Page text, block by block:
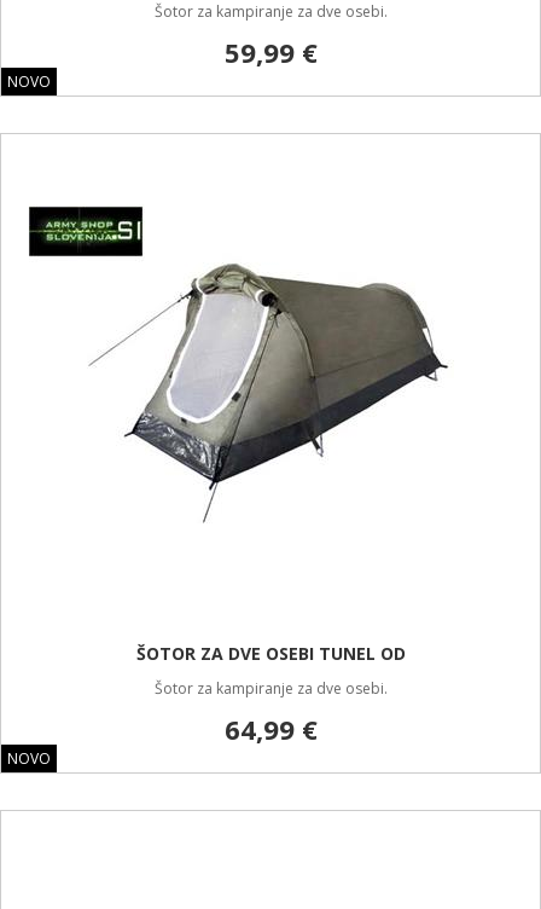
NOVO
Šotor za kampiranje za dve osebi.
59,99 €
NOVO
ŠOTOR ZA DVE OSEBI TUNEL OD
Šotor za kampiranje za dve osebi.
64,99 €